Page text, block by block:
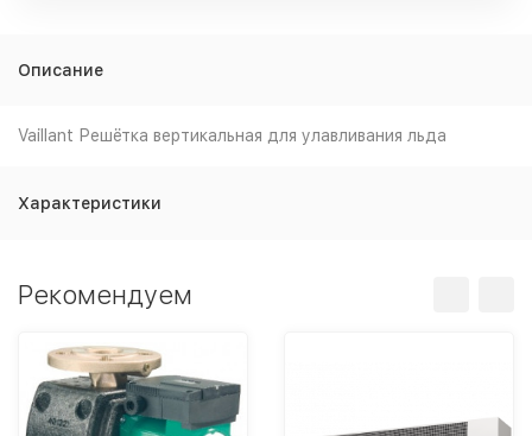
Описание
Vaillant Решётка вертикальная для улавливания льда
Характеристики
Рекомендуем